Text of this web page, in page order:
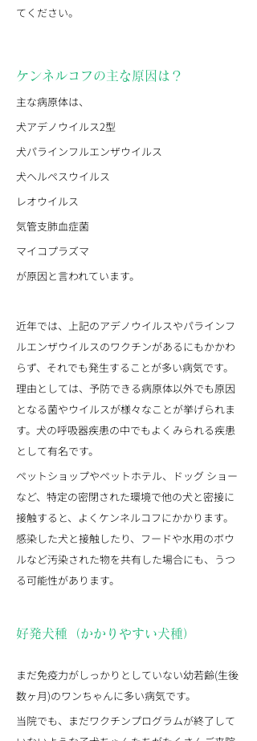
てください。
ケンネルコフの主な原因は？
主な病原体は、
犬アデノウイルス2型
犬パラインフルエンザウイルス
犬ヘルペスウイルス
レオウイルス
気管支肺血症菌
マイコプラズマ
が原因と言われています。
近年では、上記のアデノウイルスやパラインフ
ルエンザウイルスのワクチンがあるにもかかわ
らず、それでも発生することが多い病気です。
理由としては、予防できる病原体以外でも原因
となる菌やウイルスが様々なことが挙げられま
す。犬の呼吸器疾患の中でもよくみられる疾患
として有名です。
ペットショップやペットホテル、ドッグ ショー
など、特定の密閉された環境で他の犬と密接に
接触すると、よくケンネルコフにかかります。
感染した犬と接触したり、フードや水用のボウ
ルなど汚染された物を共有した場合にも、うつ
る可能性があります。
好発犬種（かかりやすい犬種）
まだ免疫力がしっかりとしていない幼若齢(生後
数ヶ月)のワンちゃんに多い病気です。
当院でも、まだワクチンプログラムが終了して